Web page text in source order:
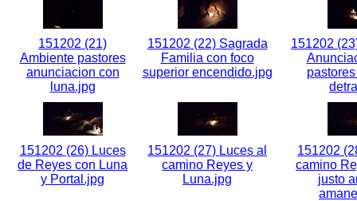
151202 (21)
Ambiente pastores
anunciacion con
luna.jpg
151202 (22) Sagrada
Familia con foco
superior encendido.jpg
151202
151202 (26) Luces
de Reyes con Luna
y Portal.jpg
151202 (27) Luces al
camino Reyes y
Luna.jpg
151202
camino
justo